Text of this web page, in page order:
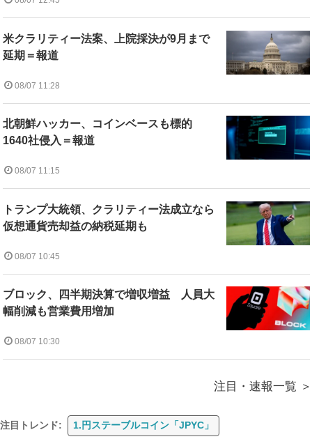
米クラリティー法案、上院採決が9月まで
延期＝報道
08/07 11:28
北朝鮮ハッカー、コインベースも標的
1640社侵入＝報道
08/07 11:15
トランプ大統領、クラリティー法成立なら
仮想通貨売却益の納税延期も
08/07 10:45
ブロック、四半期決算で増収増益 人員大
幅削減も営業費用増加
08/07 10:30
注目・速報一覧
注目トレンド: 1.円ステーブルコイン「JPYC」